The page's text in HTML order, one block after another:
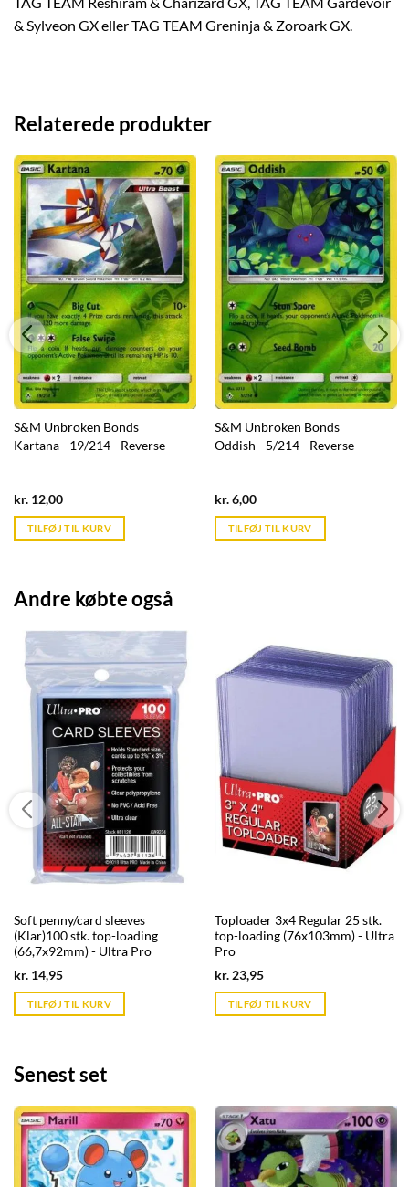
& Sylveon GX eller TAG TEAM Greninja & Zoroark GX.
Relaterede produkter
S&M Unbroken Bonds
Kartana - 19/214 - Reverse
kr. 12,00Current
is:
kr. 39,95.
TILFØJ TIL KURV
S&M Unbroken Bonds
Oddish - 5/214 - Reverse
kr.6,00Current
is:
kr. 39,95.
TILFØJ TIL KURV
Andre købte også
Soft penny/card sleeves
(Klar)100 stk. top-loading
(66,7x92mm) - Ultra Pro
kr. 14,95Current
is:
kr. 39,95.
TILFØJ TIL KURV
Toploader 3x4 Regular 25 stk.
top-loading (76x103mm) - Ultra
Pro
kr.23,95Current
is:
kr. 39,95.
TILFØJ TIL KURV
Senest set